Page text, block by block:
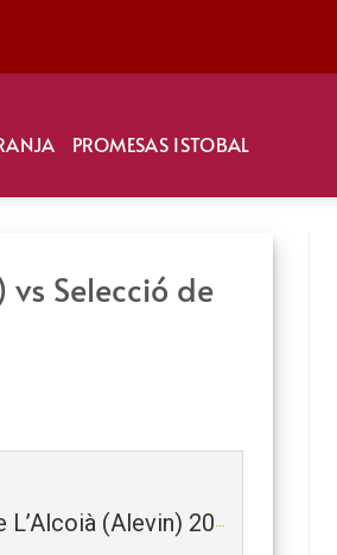
PROMESAS ISTOBAL
Selecció de
Selecció de L’Alcoià (Alevin) 2018